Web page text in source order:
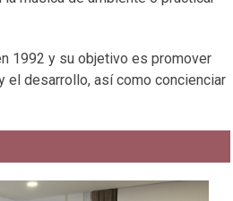
1992 y su objetivo es promover
desarrollo, así como concienciar